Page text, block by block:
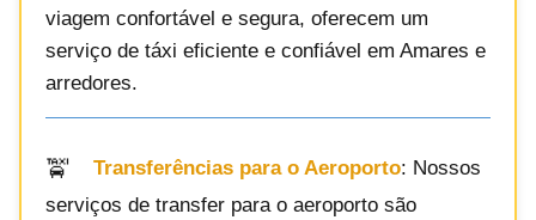
viagem confortável e segura, oferecem um
serviço de táxi eficiente e confiável em Amares e
arredores.
Transferências para o Aeroporto: Nossos
serviços de transfer para o aeroporto são